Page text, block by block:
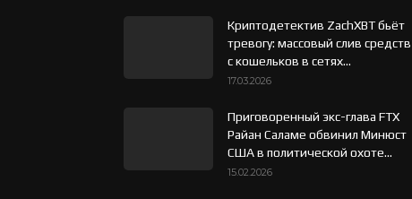
Криптодетектив ZachXBT бьёт
тревогу: массовый слив средств
с кошельков в сетях...
17.03.2026
Приговоренный экс-глава FTX
Райан Саламе обвинил Минюст
США в политической охоте...
15.02.2026